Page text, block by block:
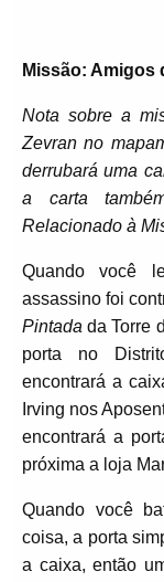
Missão: Amigos
Nota sobre a
Zevran no
derrubará uma
a carta
Relacionado à
Quando você
assassino foi
Pintada da Torre
porta no
encontrará a
Irving nos
encontrará a
próxima a loja
Quando você
coisa, a porta
a caixa, então